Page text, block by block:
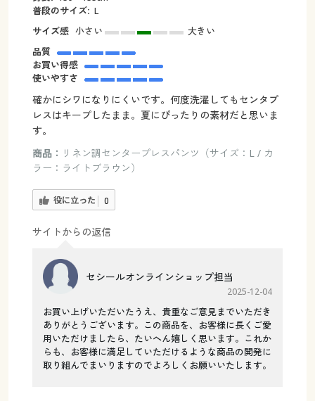
普段のサイズ: L
サイズ感 小さい
大きい
品質
お買い得感
使いやすさ
確かにシワになりにくいです。何度洗濯してもセンタプ
レスはキープしたまま。夏にぴったりの素材だと思いま
す。
商品： リネン調センタープレスパンツ（サイズ：L / カ
ラー：ライトブラウン）
役に立った 0
サイトからの返信
セシールオンラインショップ担当
2025-12-04
お買い上げいただいたうえ、貴重なご意見までいただき
ありがとうございます。この商品を、お客様に長くご愛
用いただけましたら、たいへん嬉しく思います。これか
らも、お客様に満足していただけるような商品の開発に
取り組んでまいりますのでよろしくお願いいたします。